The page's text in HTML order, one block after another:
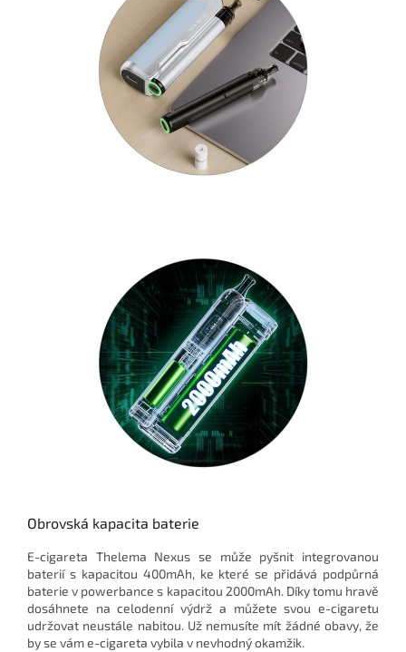
Obrovská kapacita baterie
E-cigareta Thelema Nexus se může pyšnit integrovanou
baterií s kapacitou 400mAh, ke které se přidává podpůrná
baterie v powerbance s kapacitou 2000mAh. Díky tomu hravě
dosáhnete na celodenní výdrž a můžete svou e-cigaretu
udržovat neustále nabitou. Už nemusíte mít žádné obavy, že
by se vám e-cigareta vybila v nevhodný okamžik.